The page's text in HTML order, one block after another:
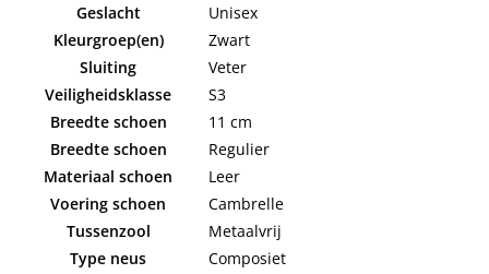
Geslacht
Unisex
Kleurgroep(en)
Zwart
Sluiting
Veter
Veiligheidsklasse
S3
Breedte schoen
11 cm
Breedte schoen
Regulier
Materiaal schoen
Leer
Voering schoen
Cambrelle
Tussenzool
Metaalvrij
Type neus
Composiet